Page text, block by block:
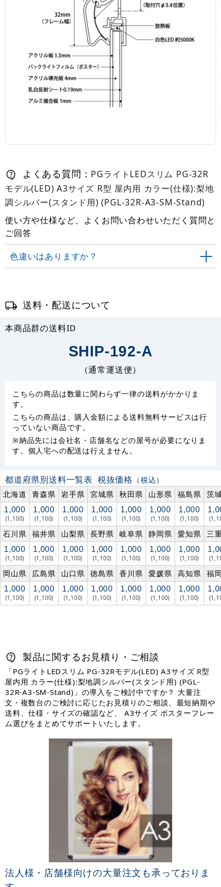
よくある質問： PGライトLEDスリム PG-32R
モデル(LED) A3サイズ R型 屋内用 カラー(仕様):梨地
調シルバー(スタンド用) (PGL-32R-A3-SM-Stand)
使い方や仕様など、よくお問い合わせいただく質問と
ご回答
色違いはありますか？
送料・配送について
本商品群の送料ID
SHIP-192-A
（通常運送便）
こちらの商品は数量に関わらず一律の送料がかかりま
す。
こちらの商品は、購入金額による送料無料サービスは行
っていない商品です。
※納品先には会社名・店舗名などの屋号が必要になりま
す。個人宅への配送は行えません。
都道府県別送料一覧表 税抜価格 （税込）
北海道
青森県 岩手県 宮城県 秋田県 山形県 福島県 茨
1,000
(1,100)
1,000
(1,100)
1,000
(1,100)
1,000
(1,100)
1,000
(1,100)
1,000
(1,100)
1,000
(1,100)
石川県 福井県 山梨県 長野県 岐阜県 静岡県 愛知県 三
1,000
(1,100)
1,000
(1,100)
1,000
(1,100)
1,000
(1,100)
1,000
(1,100)
1,000
(1,100)
1,000
(1,100)
岡山県 広島県 山口県 徳島県 香川県 愛媛県 高知県 福
1,000
(1,100)
1,000
(1,100)
1,000
(1,100)
1,000
(1,100)
1,000
(1,100)
1,000
(1,100)
1,000
(1,100)
製品に関するお見積り・ご相談
「PGライトLEDスリム PG-32Rモデル(LED) A3サイズ R型
屋内用 カラー(仕様):梨地調シルバー(スタンド用) (PGL-
32R-A3-SM-Stand)」の導入をご検討中ですか？ 大量注
文・複数台のご検討に応じたお見積りのご相談、最短納期や
送料、仕様・サイズの確認など、 A3サイズ ポスターフレー
ム選びをまとめてサポートいたします。
法人様・店舗様向けの大量注文も承っておりま